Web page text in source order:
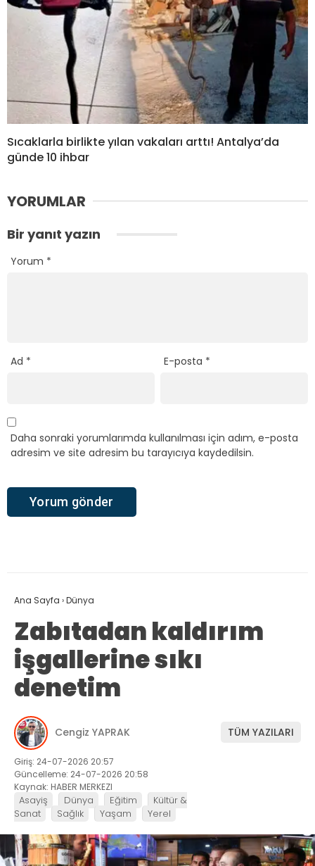
Sıcaklarla birlikte yılan vakaları arttı! Antalya’da
günde 10 ihbar
YORUMLAR
Bir yanıt yazın
Yorum *
Ad * E-posta *
Daha sonraki yorumlarımda kullanılması için adım, e-posta
adresim ve site adresim bu tarayıcıya kaydedilsin.
Ana Sayfa ›Dünya
Zabıtadan kaldırım
işgallerine sıkı
denetim
Cengiz YAPRAK TÜM YAZILARI
Giriş: 24-07-2026 20:57
Güncelleme: 24-07-2026 20:58
Kaynak: HABER MERKEZI
Asayiş Dünya Eğitim
Kültür &
Sanat
Sağlık Yaşam Yerel